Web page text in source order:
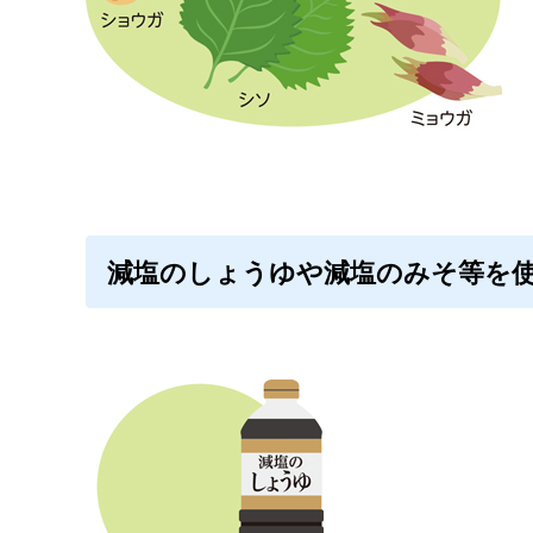
減塩のしょうゆや減塩のみそ等を